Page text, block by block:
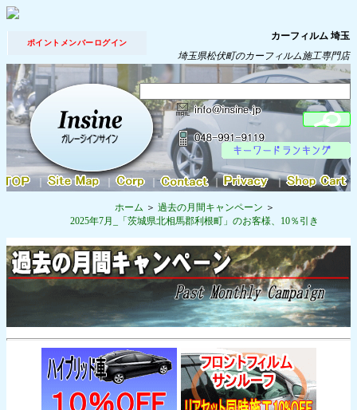
ポイントメンバーログイン
カーフィルム 埼玉
埼玉県松伏町のカーフィルム施工専門店
｜ ｜ ｜
ホーム
過去の月間キャンペーン
2025年7月_「茨城県北相馬郡利根町」のお客様、10％引き